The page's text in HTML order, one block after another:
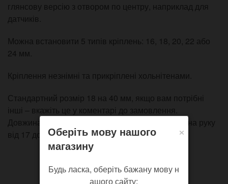
глянсову версію з отвором по центру, наприклад для
датчиків.
Можна встановити 5 типів кріплень: 16, 18, 20, 22 або
24 мм.
Кріплення незнімні та прикріплені хольнітенами.
Стандартний розмір 18 на 40 мм, якщо вам потрібні
інші – вкажіть це у коментарі до замовлення.
Довжина ремінця загальна 24 см, розрахована на руку
від 17 до 19,5 см в обхваті.
×
Оберіть мову нашого
магазину
Будь ласка, оберіть бажану мову н
ашого сайту: